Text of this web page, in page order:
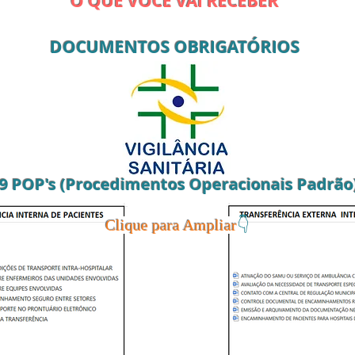
DOCUMENTOS OBRIGATÓRIOS
POP's (Procedimentos Operacionais
Clique para Ampliar👇